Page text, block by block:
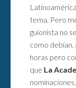
tema. Pero
guionista no
como debían,
horas pero
que La
nominaciones.